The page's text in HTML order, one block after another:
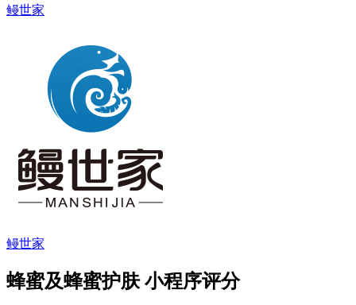
鳗世家
鳗世家
蜂蜜及蜂蜜护肤 小程序评分